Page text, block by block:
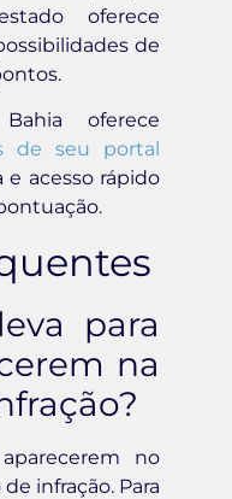
oferece
de
oferece
de seu portal
acesso rápido
para
na
no
infração. Para